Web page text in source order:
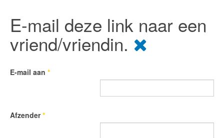
E-mail deze link naar een
vriend/vriendin.
E-mail aan *
Afzender*